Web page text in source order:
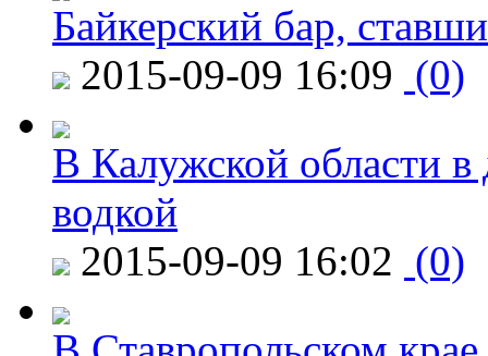
Байкерский бар,
2015-09-09 16:09 (0)
В Калужской области в
водкой
2015-09-09 16:02 (0)